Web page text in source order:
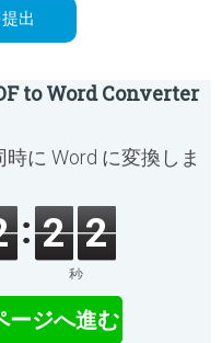
to Word Converter
に Word に変換しま
2 2
秒
ージへ進む